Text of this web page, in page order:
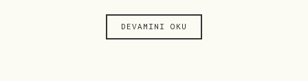
DEVAMINI OKU